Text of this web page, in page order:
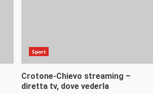
Sport
Crotone-Chievo streaming –
diretta tv, dove vederla